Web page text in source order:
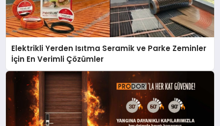
Elektrikli Yerden Isıtma Seramik ve Parke Zeminler
İçin En Verimli Çözümler